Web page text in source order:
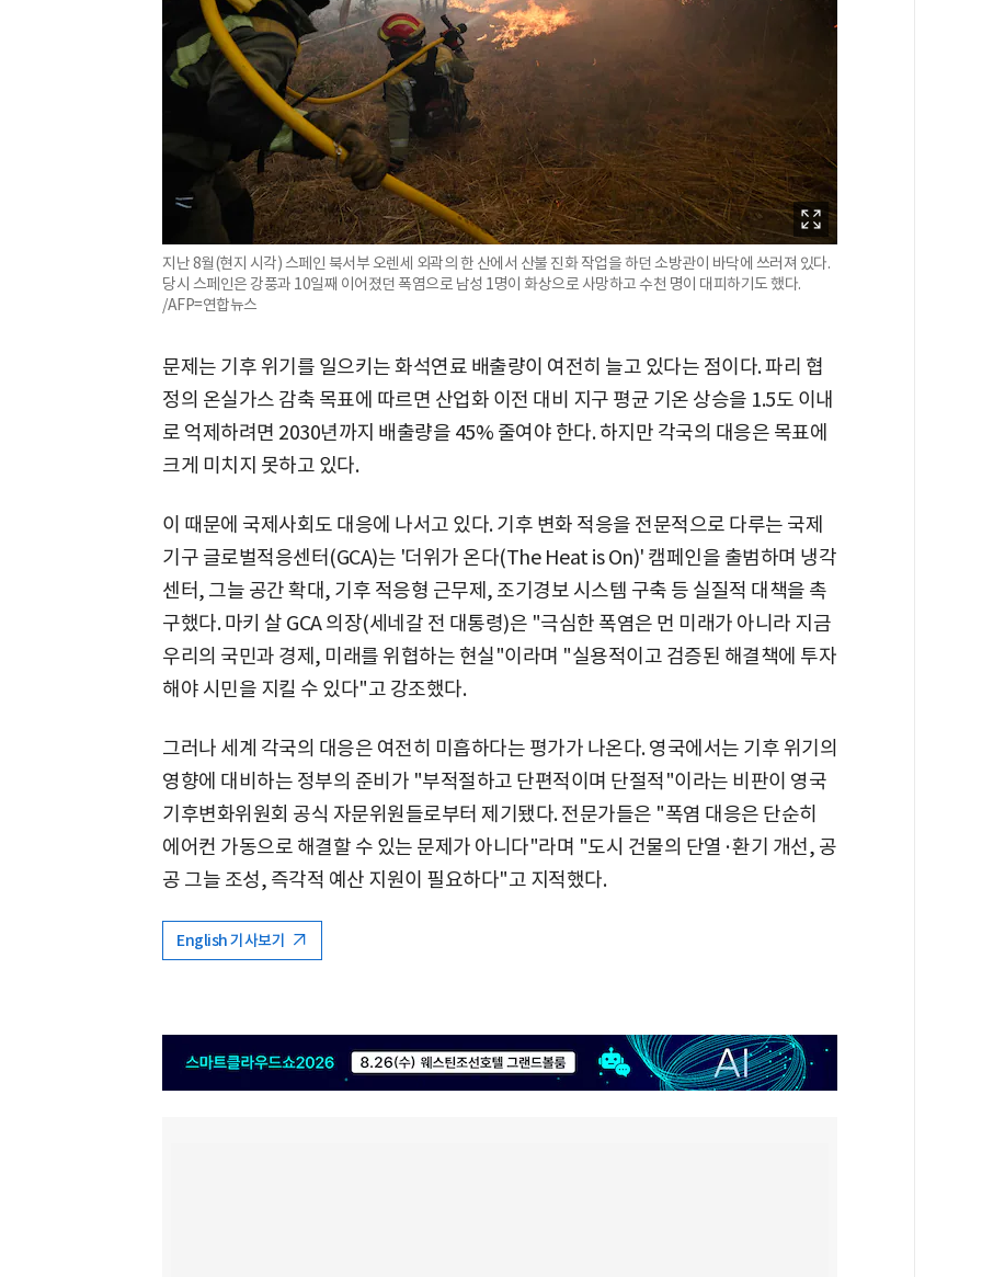
지난 8월(현지 시각) 스페인 북서부 오렌세 외곽의 한 산에서 산불 진화 작업을 하던 소방관이 바닥에 쓰러져 있다.
당시 스페인은 강풍과 10일째 이어졌던 폭염으로 남성 1명이 화상으로 사망하고 수천 명이 대피하기도 했다.
/AFP=연합뉴스
문제는 기후 위기를 일으키는 화석연료 배출량이 여전히 늘고 있다는 점이다. 파리 협
정의 온실가스 감축 목표에 따르면 산업화 이전 대비 지구 평균 기온 상승을 1.5도 이내
로 억제하려면 2030년까지 배출량을 45% 줄여야 한다. 하지만 각국의 대응은 목표에
크게 미치지 못하고 있다.
이 때문에 국제사회도 대응에 나서고 있다. 기후 변화 적응을 전문적으로 다루는 국제
기구 글로벌적응센터(GCA)는 '더위가 온다(The Heat is On)' 캠페인을 출범하며 냉각
센터, 그늘 공간 확대, 기후 적응형 근무제, 조기경보 시스템 구축 등 실질적 대책을 촉
구했다. 마키 살 GCA 의장(세네갈 전 대통령)은 "극심한 폭염은 먼 미래가 아니라 지금
우리의 국민과 경제, 미래를 위협하는 현실"이라며 "실용적이고 검증된 해결책에 투자
해야 시민을 지킬 수 있다"고 강조했다.
그러나 세계 각국의 대응은 여전히 미흡하다는 평가가 나온다. 영국에서는 기후 위기의
영향에 대비하는 정부의 준비가 "부적절하고 단편적이며 단절적"이라는 비판이 영국
기후변화위원회 공식 자문위원들로부터 제기됐다. 전문가들은 "폭염 대응은 단순히
에어컨 가동으로 해결할 수 있는 문제가 아니다"라며 "도시 건물의 단열·환기 개선, 공
공 그늘 조성, 즉각적 예산 지원이 필요하다"고 지적했다.
English 기사보기